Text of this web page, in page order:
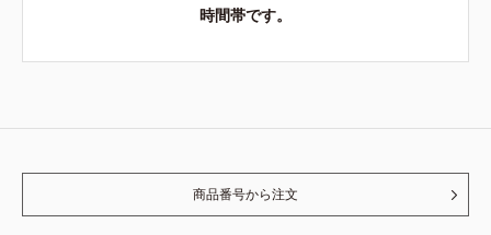
時間帯です。
商品番号から注文